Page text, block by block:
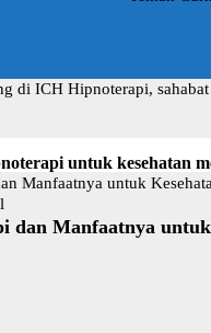
di ICH Hipnoterapi,
untuk kesehatan
dan Manfaatnya